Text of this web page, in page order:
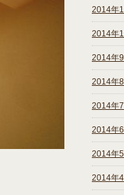
2014年
2014年
2014年9
2014年8
2014年7
2014年6
2014年5
2014年4